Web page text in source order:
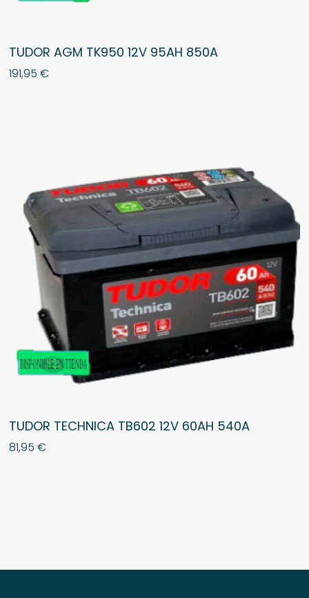
TUDOR AGM TK950 12V 95AH 850A
191,95€
TUDOR TECHNICA TB602 12V 60AH 540A
81,95€